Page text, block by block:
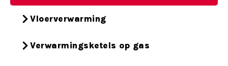
Vloerverwarming
Verwarmingsketels op gas